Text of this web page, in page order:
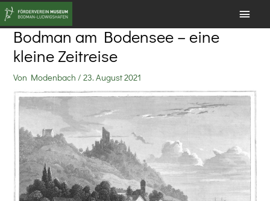
Zum
Inhalt
springen
Bodman am Bodensee – eine
kleine Zeitreise
Von Modenbach /23. August 2021